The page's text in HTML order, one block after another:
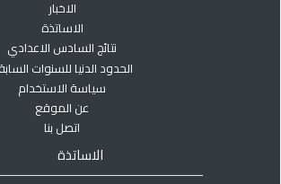
الاخبار
الاساتذة
نتائج السادس الاعدادي
الحدود الدنيا للسنوات السابقة
سياسة الاستخدام
عن الموقع
اتصل بنا
الاساتذة